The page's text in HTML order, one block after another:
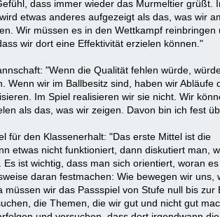
dass immer wieder das Murmeltier grüßt.
etwas anderes aufgezeigt als das, was wir
Wir müssen es in den Wettkampf reinbringen
wir dort eine Effektivität erzielen können."
"Wenn die Qualität fehlen würde,
Wenn wir im Ballbesitz sind, haben wir Abläufe
Im Spiel realisieren wir sie nicht. Wir
als das, was wir zeigen. Davon bin ich fest
für den Klassenerhalt: "Das erste Mittel ist die
etwas nicht funktioniert, dann diskutiert man,
Es ist wichtig, dass man sich orientiert, woran
daran festmachen: Wie bewegen wir uns,
müssen wir das Passspiel von Stufe null bis zur
die Themen, die wir gut und nicht gut